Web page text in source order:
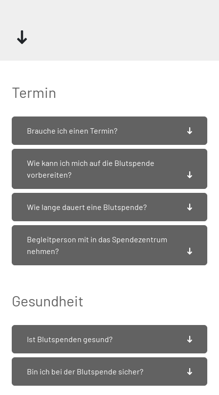
Termin
Brauche ich einen Termin?
Wie kann ich mich auf die Blutspende
vorbereiten?
Wie lange dauert eine Blutspende?
Begleitperson mit in das Spendezentrum
nehmen?
Gesundheit
Ist Blutspenden gesund?
Bin ich bei der Blutspende sicher?